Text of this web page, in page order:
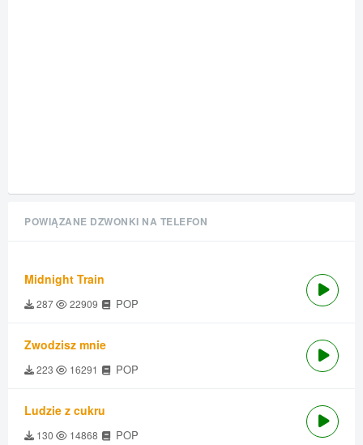
POWIĄZANE DZWONKI NA TELEFON
Midnight Train
287 22909 POP
Zwodzisz mnie
223 16291 POP
Ludzie z cukru
130 14868 POP